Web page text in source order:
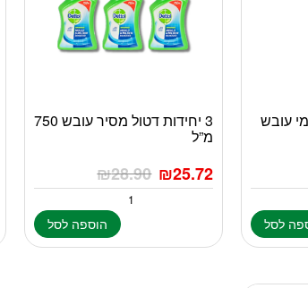
עובש
לסל
3 יחידות דטול מסיר עובש 750
מ”ל
₪28.90 ₪25.72
הוספה לסל